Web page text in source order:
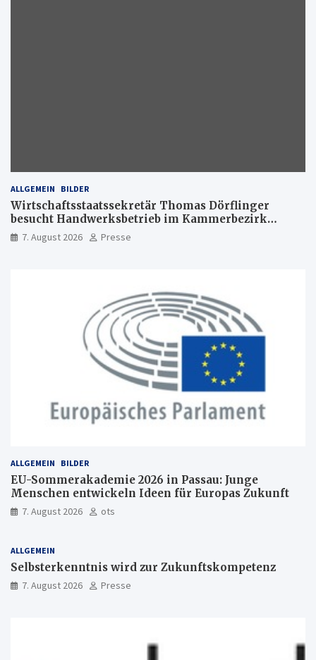
ALLGEMEIN BILDER
Wirtschaftsstaatssekretär Thomas Dörflinger
besucht Handwerksbetrieb im Kammerbezirk
Freiburg
7. August 2026 Presse
ALLGEMEIN BILDER
EU-Sommerakademie 2026 in Passau: Junge
Menschen entwickeln Ideen für Europas Zukunft
7. August 2026 ots
ALLGEMEIN
Selbsterkenntnis wird zur Zukunftskompetenz
7. August 2026 Presse